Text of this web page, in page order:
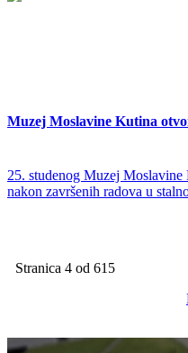
Muzej Moslavine Kutina
25. studenog Muzej
nakon završenih radova u
Stranica 4 od 615